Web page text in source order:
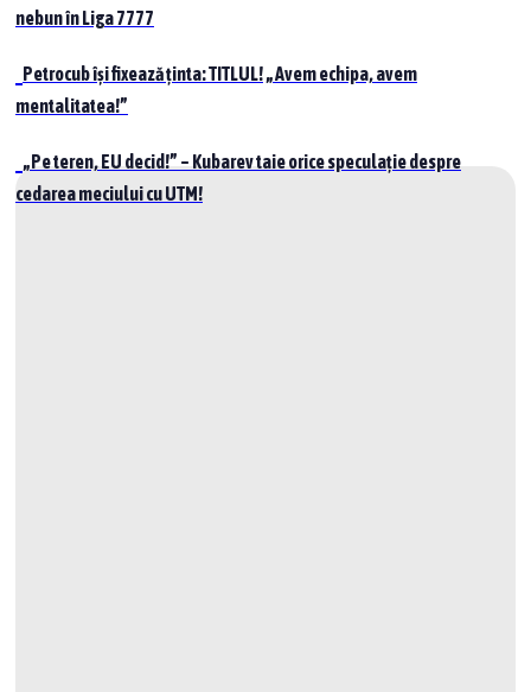
nebun în Liga 7777
Petrocub își fixează ținta: TITLUL! „Avem echipa, avem
mentalitatea!”
„Pe teren, EU decid!” – Kubarev taie orice speculație despre
cedarea meciului cu UTM!